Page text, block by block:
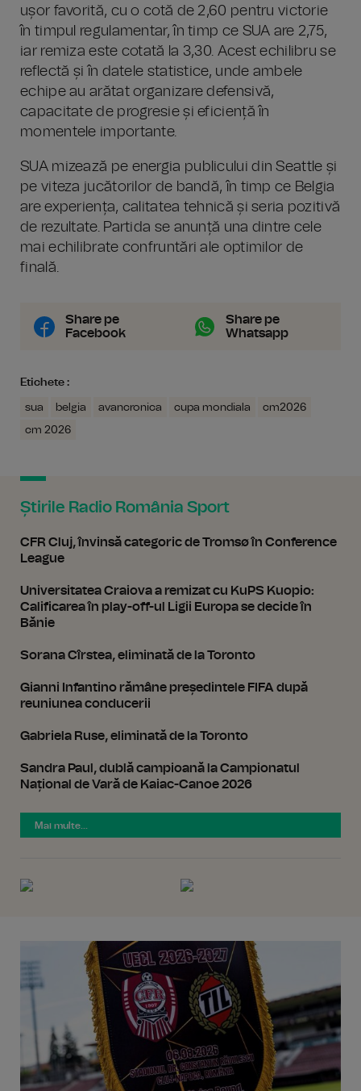
ușor favorită, cu o cotă de 2,60 pentru victorie
în timpul regulamentar, în timp ce SUA are 2,75,
iar remiza este cotată la 3,30. Acest echilibru se
reflectă și în datele statistice, unde ambele
echipe au arătat organizare defensivă,
capacitate de progresie și eficiență în
momentele importante.
SUA mizează pe energia publicului din Seattle și
pe viteza jucătorilor de bandă, în timp ce Belgia
are experiența, calitatea tehnică și seria pozitivă
de rezultate. Partida se anunță una dintre cele
mai echilibrate confruntări ale optimilor de
finală.
Share pe
Facebook
Share pe
Whatsapp
Etichete :
sua belgia avancronica cupa mondiala
cm2026
cm 2026
Știrile Radio România Sport
CFR Cluj, învinsă categoric de Tromsø în Conference
League
Universitatea Craiova a remizat cu KuPS Kuopio:
Calificarea în play-off-ul Ligii Europa se decide în
Bănie
Sorana Cîrstea, eliminată de la Toronto
Gianni Infantino rămâne președintele FIFA după
reuniunea conducerii
Gabriela Ruse, eliminată de la Toronto
Sandra Paul, dublă campioană la Campionatul
Național de Vară de Kaiac-Canoe 2026
Mai multe...